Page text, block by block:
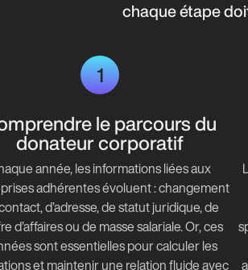
chaque étape
1
le parcours du
donateur corporatif
année, les informations liées aux
adhérentes évoluent : changement
d’adresse, de statut juridique, de
d’affaires ou de masse salariale. Or, ces
sont essentielles pour calculer les
et maintenir une relation fluide avec